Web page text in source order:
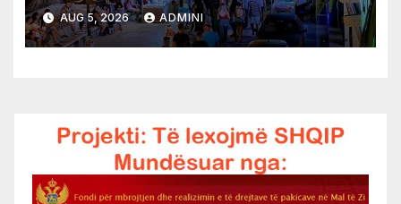
AUG 5, 2026 ADMINI